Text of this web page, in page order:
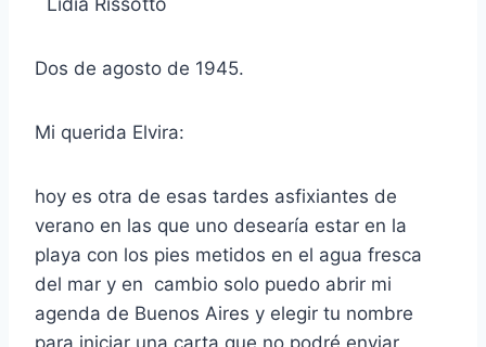
Dos de agosto de 1945.
Mi querida Elvira:
hoy es otra de esas tardes asfixiantes de
verano en las que uno desearía estar en la
playa con los pies metidos en el agua fresca
del mar y en cambio solo puedo abrir mi
agenda de Buenos Aires y elegir tu nombre
para iniciar una carta que no podré enviar